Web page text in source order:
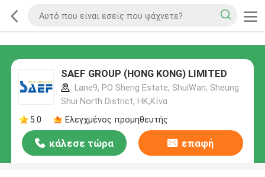
SAEF GROUP (HONG KONG) LIMITED
Lane9, PO Sheng Estate, ShuiWan, Sheung
Shui North District, HK,Κίνα
5.0
Ελεγχμένος προμηθευτής
κάλεσε τώρα επαφή